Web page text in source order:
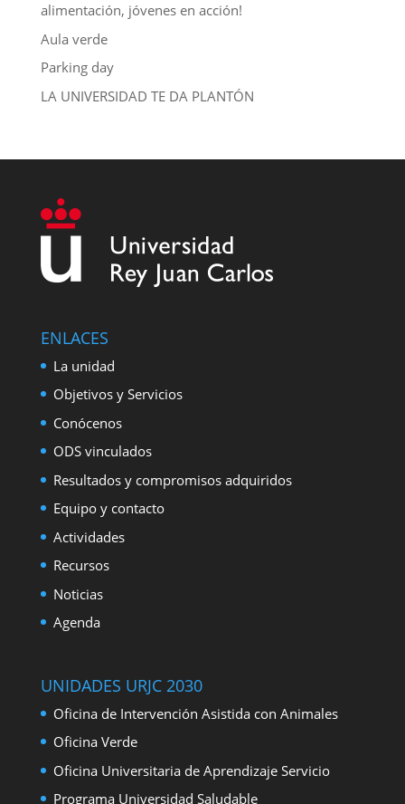
alimentación, jóvenes en acción!
Aula verde
Parking day
LA UNIVERSIDAD TE DA PLANTÓN
ENLACES
La unidad
Objetivos y Servicios
Conócenos
ODS vinculados
Resultados y compromisos adquiridos
Equipo y contacto
Actividades
Recursos
Noticias
Agenda
UNIDADES URJC 2030
Oficina de Intervención Asistida con Animales
Oficina Verde
Oficina Universitaria de Aprendizaje Servicio
Programa Universidad Saludable